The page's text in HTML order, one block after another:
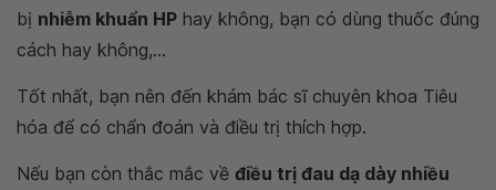
bị nhiễm khuẩn HP hay không, bạn có dùng thuốc đúng
cách hay không,...
Tốt nhất, bạn nên đến khám bác sĩ chuyên khoa Tiêu
hóa để có chẩn đoán và điều trị thích hợp.
Nếu bạn còn thắc mắc về điều trị đau dạ dày nhiều